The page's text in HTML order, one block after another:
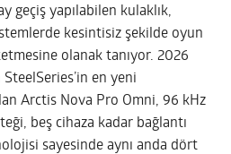
geçiş yapılabilen kulaklık,
kesintisiz şekilde oyun
olanak tanıyor. 2026
SteelSeries’in en yeni
Arctis Nova Pro Omni, 96 kHz
beş cihaza kadar bağlantı
sayesinde aynı anda dört